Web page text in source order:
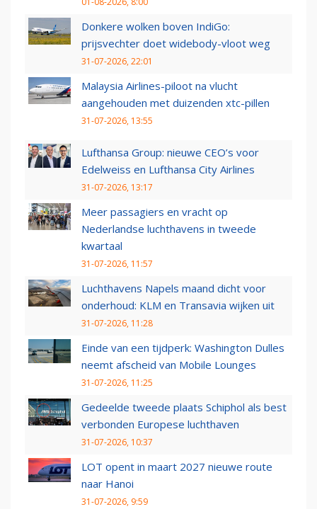
Donkere wolken boven IndiGo:
prijsvechter doet widebody-vloot weg
31-07-2026, 22:01
Malaysia Airlines-piloot na vlucht
aangehouden met duizenden xtc-pillen
31-07-2026, 13:55
Lufthansa Group: nieuwe CEO’s voor
Edelweiss en Lufthansa City Airlines
31-07-2026, 13:17
Meer passagiers en vracht op
Nederlandse luchthavens in tweede
kwartaal
31-07-2026, 11:57
Luchthavens Napels maand dicht voor
onderhoud: KLM en Transavia wijken uit
31-07-2026, 11:28
Einde van een tijdperk: Washington Dulles
neemt afscheid van Mobile Lounges
31-07-2026, 11:25
Gedeelde tweede plaats Schiphol als best
verbonden Europese luchthaven
31-07-2026, 10:37
LOT opent in maart 2027 nieuwe route
naar Hanoi
31-07-2026, 9:59